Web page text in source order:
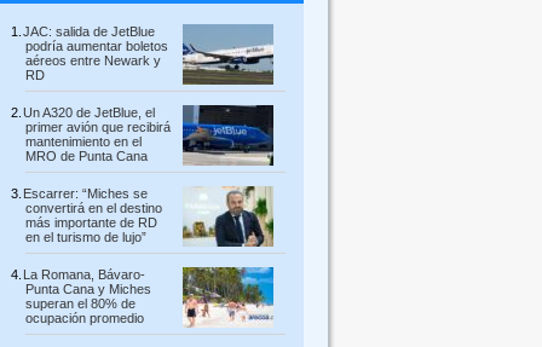
JAC: salida de JetBlue
podría aumentar boletos
aéreos entre Newark y
RD
Un A320 de JetBlue, el
primer avión que recibirá
mantenimiento en el
MRO de Punta Cana
Escarrer: “Miches se
convertirá en el destino
más importante de RD
en el turismo de lujo”
La Romana, Bávaro-
Punta Cana y Miches
superan el 80% de
ocupación promedio